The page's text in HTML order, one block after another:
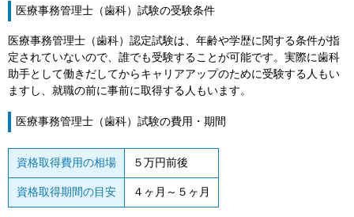
医療事務管理士（歯科）試験の受験条件
医療事務管理士（歯科）認定試験は、年齢や学歴に関する条件が指
定されていないので、誰でも受験することが可能です。実際に歯科
助手として働きだしてからキャリアアップのために受験する人もい
ますし、就職の前に事前に取得する人もいます。
医療事務管理士（歯科）試験の費用・期間
資格取得費用の相場 ５万円前後
資格取得期間の目安 ４ヶ月～５ヶ月